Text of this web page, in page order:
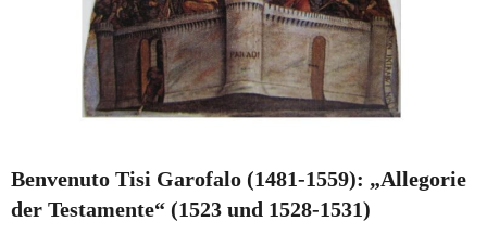
Benvenuto Tisi Garofalo (1481-1559): „Allegorie
der Testamente“ (1523 und 1528-1531)